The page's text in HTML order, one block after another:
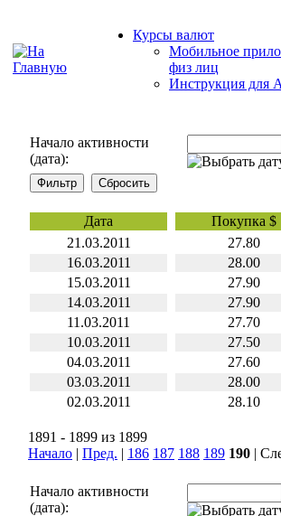
Курсы валют
Мобильное
физ лиц
Инструкция для
Начало активности
(дата):
Дата Покупка $
21.03.2011
27.80
16.03.2011
28.00
15.03.2011
27.90
14.03.2011
27.90
11.03.2011
27.70
10.03.2011
27.50
04.03.2011
27.60
03.03.2011
28.00
02.03.2011
28.10
1891 - 1899 из 1899
Начало | Пред. | 186 187 188 189 190 |
Начало активности
(дата):